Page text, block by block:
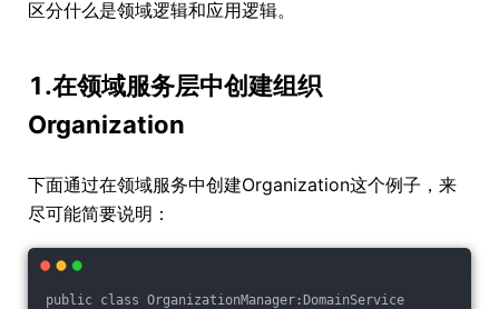
区分什么是领域逻辑和应用逻辑。
1.在领域服务层中创建组织
Organization
下面通过在领域服务中创建Organization这个例子，来
尽可能简要说明：
public class OrganizationManager:DomainService